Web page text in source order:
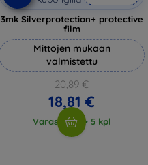
3mk Silverprotection+ protective
film
Mittojen mukaan
valmistettu
20,89 €
18,81 €
Varastossa > 5 kpl